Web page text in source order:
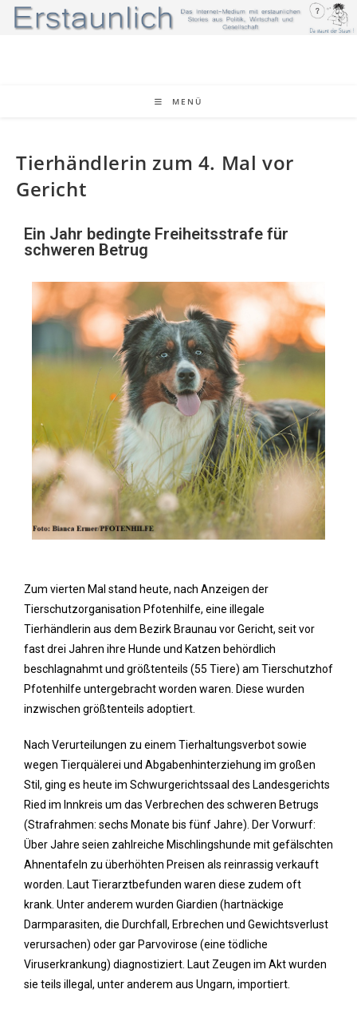
MENÜ
Tierhändlerin zum 4. Mal vor
Gericht
Ein Jahr bedingte Freiheitsstrafe für
schweren Betrug
Zum vierten Mal stand heute, nach Anzeigen der
Tierschutzorganisation Pfotenhilfe, eine illegale
Tierhändlerin aus dem Bezirk Braunau vor Gericht, seit vor
fast drei Jahren ihre Hunde und Katzen behördlich
beschlagnahmt und größtenteils (55 Tiere) am Tierschutzhof
Pfotenhilfe untergebracht worden waren. Diese wurden
inzwischen größtenteils adoptiert.
Nach Verurteilungen zu einem Tierhaltungsverbot sowie
wegen Tierquälerei und Abgabenhinterziehung im großen
Stil, ging es heute im Schwurgerichtssaal des Landesgerichts
Ried im Innkreis um das Verbrechen des schweren Betrugs
(Strafrahmen: sechs Monate bis fünf Jahre). Der Vorwurf:
Über Jahre seien zahlreiche Mischlingshunde mit gefälschten
Ahnentafeln zu überhöhten Preisen als reinrassig verkauft
worden. Laut Tierarztbefunden waren diese zudem oft
krank. Unter anderem wurden Giardien (hartnäckige
Darmparasiten, die Durchfall, Erbrechen und Gewichtsverlust
verursachen) oder gar Parvovirose (eine tödliche
Viruserkrankung) diagnostiziert. Laut Zeugen im Akt wurden
sie teils illegal, unter anderem aus Ungarn, importiert.